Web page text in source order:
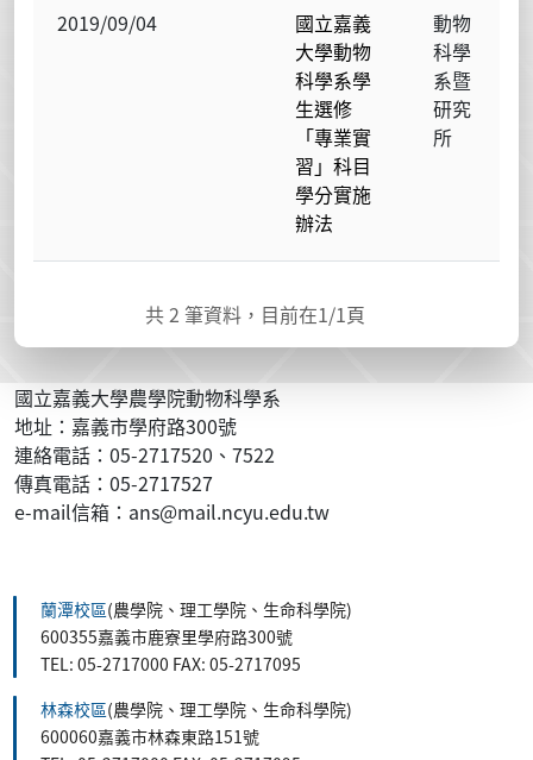
2019/09/04
國立嘉義
大學動物
科學系學
生選修
「專業實
習」科目
學分實施
辦法
動物
科學
系暨
研究
所
共2 筆資料，目前在1/1頁
國立嘉義大學農學院動物科學系
地址：嘉義市學府路300號
連絡電話：05-2717520、7522
傳真電話：05-2717527
e-mail信箱：ans@mail.ncyu.edu.tw
蘭潭校區(農學院、理工學院、生命科學院)
600355嘉義市鹿寮里學府路300號
TEL: 05-2717000 FAX: 05-2717095
林森校區(農學院、理工學院、生命科學院)
600060嘉義市林森東路151號